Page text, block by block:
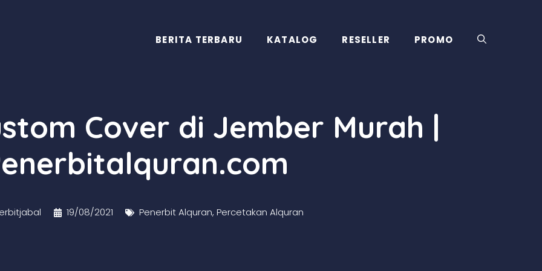
BERITA TERBARU KATALOG RESELLER PROMO
Cover di Jember Murah |
19/08/2021 Penerbit Alquran, Percetakan Alquran